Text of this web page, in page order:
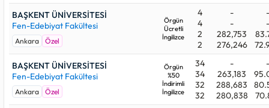
BAŞKENT ÜNİVERSİTESİ
Fen-Edebiyat Fakültesi
Ankara Özel
Örgün
Ücretli
İngilizce
4
4
2
2
-
-
282,753
276,246
-
-
BAŞKENT ÜNİVERSİTESİ
Fen-Edebiyat Fakültesi
Ankara Özel
Örgün
%50
İndirimli
İngilizce
34
34
32
32
-
263,183
288,683
280,838
-